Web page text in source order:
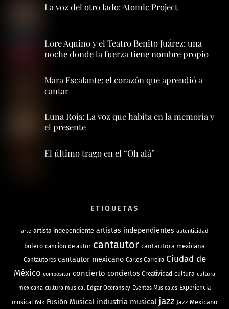
La voz del otro lado: Atomic Project
Lore Aquino y el Teatro Benito Juárez: una
noche donde la fuerza tiene nombre propio
Mara Escalante: el corazón que aprendió a
cantar
Luna Roja: La voz que habita en la memoria y
el presente
El último trago en el “Oh alá”
ETIQUETAS
arte artista independiente artistas independientes autenticidad
bolero canción de autor cantautor cantautora mexicana
Cantautores cantautor mexicano Carlos Carreira Ciudad de
México compositor concierto conciertos Creatividad cultura cultura
mexicana cultura musical Edgar Oceransky Eventos Musicales Experiencia
musical folk Fusión Musical industria musical jazz Jazz Mexicano